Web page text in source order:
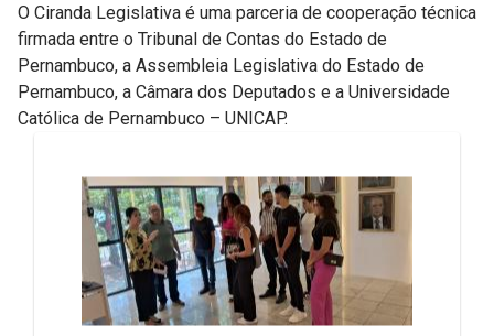
O Ciranda Legislativa é uma parceria de cooperação técnica
firmada entre o Tribunal de Contas do Estado de
Pernambuco, a Assembleia Legislativa do Estado de
Pernambuco, a Câmara dos Deputados e a Universidade
Católica de Pernambuco – UNICAP.